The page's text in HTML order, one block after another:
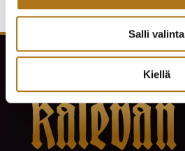
Salli valinta
Kiellä